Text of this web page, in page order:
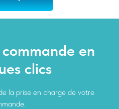
en
clics
la prise en charge de votre